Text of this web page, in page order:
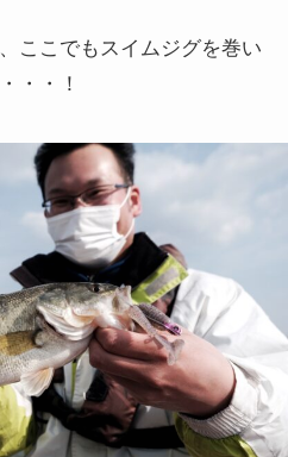
ここでもスイムジグを巻い
・・！